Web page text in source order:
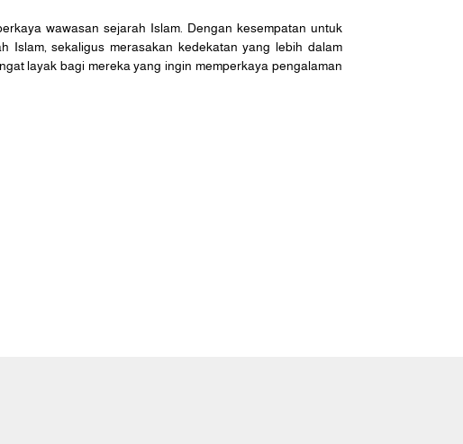
wawasan sejarah Islam. Dengan kesempatan untuk
Islam, sekaligus merasakan kedekatan yang lebih dalam
layak bagi mereka yang ingin memperkaya pengalaman